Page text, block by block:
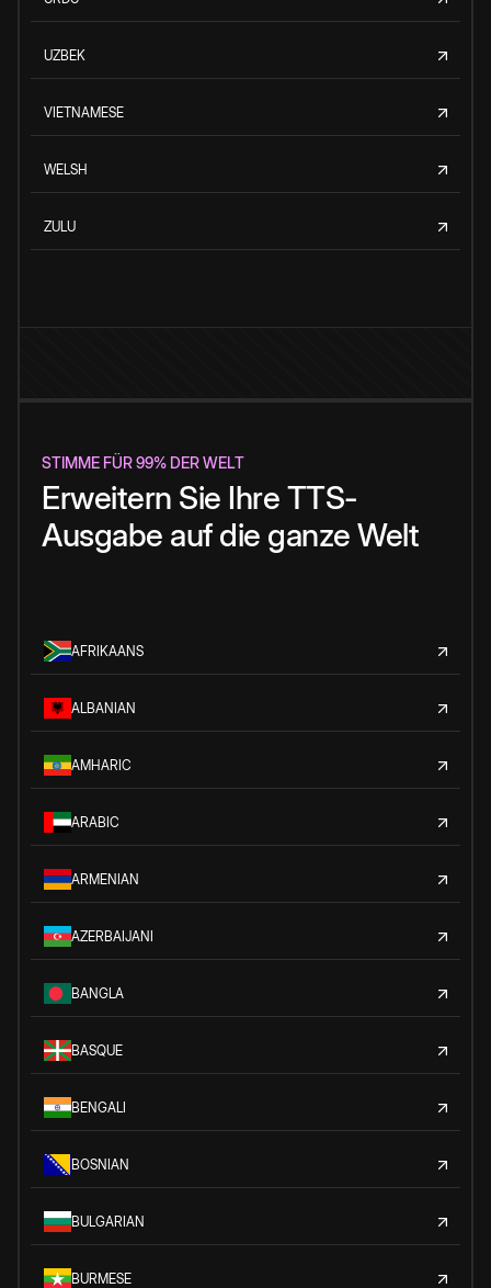
UZBEK
VIETNAMESE
WELSH
ZULU
STIMME FÜR 99% DER WELT
Erweitern Sie Ihre TTS-
Ausgabe auf die ganze Welt
AFRIKAANS
ALBANIAN
AMHARIC
ARABIC
ARMENIAN
AZERBAIJANI
BANGLA
BASQUE
BENGALI
BOSNIAN
BULGARIAN
BURMESE